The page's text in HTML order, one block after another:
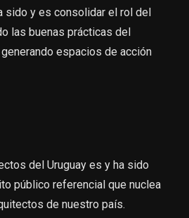
sido y es consolidar el rol del
las buenas prácticas del
espacios de acción
del Uruguay es y ha sido
público referencial que nuclea
de nuestro país.